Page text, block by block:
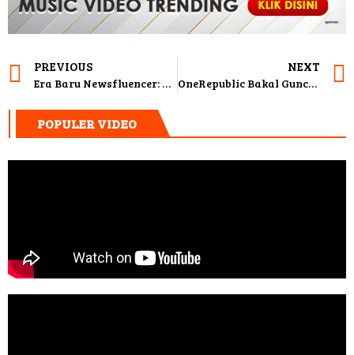
PREVIOUS
Era Baru Newsfluencer: Ketika Jurnalisme Ketemu Kredibilitas dan Gaya Sosial Media
NEXT
OneRepublic Bakal Guncang Singapura, Member KrisFlyer Dapat Akses Eksklusif
POPULER VIDEO